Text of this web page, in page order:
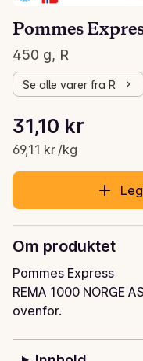
Pommes
450 g, R
Se alle varer fra R
Gjeldende pris er:
31,10 kr
69,11 kr /kg
Stykkpris: 69,11 kr /kg
Om produktet
Pommes Express
REMA 1000 NORGE
ovenfor.